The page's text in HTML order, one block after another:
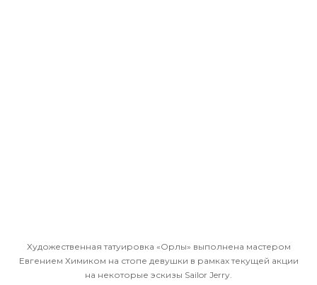
Художественная татуировка «Орлы» выполнена мастером
Евгением Химиком на стопе девушки в рамках текущей акции
на некоторые эскизы Sailor Jerry.